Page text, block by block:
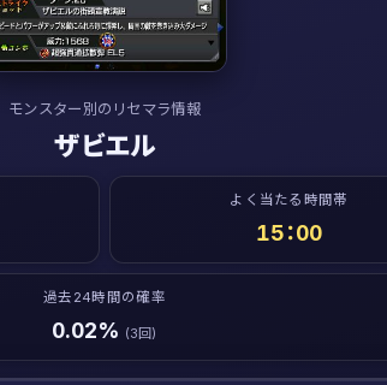
モンスター別のリセマラ情報
ザビエル
よく当たる時間帯
15：00
過去24時間の確率
0.02% (3回)